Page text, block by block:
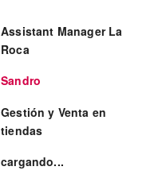
Assistant Manager La
Roca
Sandro
Gestión y Venta en
tiendas
cargando...